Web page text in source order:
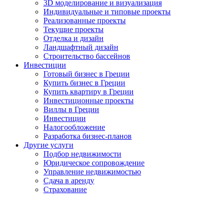
3D моделирование и визуализация
Индивидуальные и типовые проекты
Реализованные проекты
Текущие проекты
Отделка и дизайн
Ландшафтный дизайн
Строительство бассейнов
Инвестиции
Готовый бизнес в Греции
Купить бизнес в Греции
Купить квартиру в Греции
Инвестиционные проекты
Виллы в Греции
Инвестиции
Налогообложение
Разработка бизнес-планов
Другие услуги
Подбор недвижимости
Юридическое сопровождение
Управление недвижимостью
Сдача в аренду
Страхование